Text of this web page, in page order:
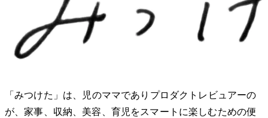
「みつけた」は、2児のママでありプロダクトレビュアーのMio
が、家事、収納、美容、育児をスマートに楽しむための便